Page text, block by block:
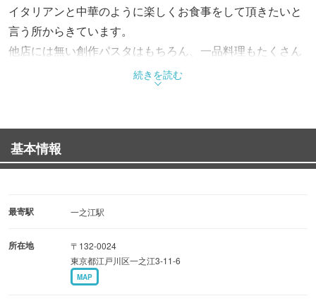
イタリアンと中華のように楽しくお食事をして頂きたいと
言う所からきています。
他店には無い創作パスタはもちろん、一品料理もたくさん
続きを読む
基本情報
最寄駅 一之江駅
所在地
〒132-0024
東京都江戸川区一之江3-11-6
MAP